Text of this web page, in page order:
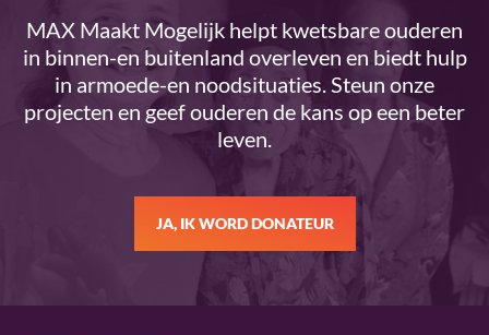
MAX Maakt Mogelijk helpt kwetsbare ouderen
in binnen-en buitenland overleven en biedt hulp
in armoede-en noodsituaties. Steun onze
projecten en geef ouderen de kans op een beter
leven.
JA, IK WORD DONATEUR